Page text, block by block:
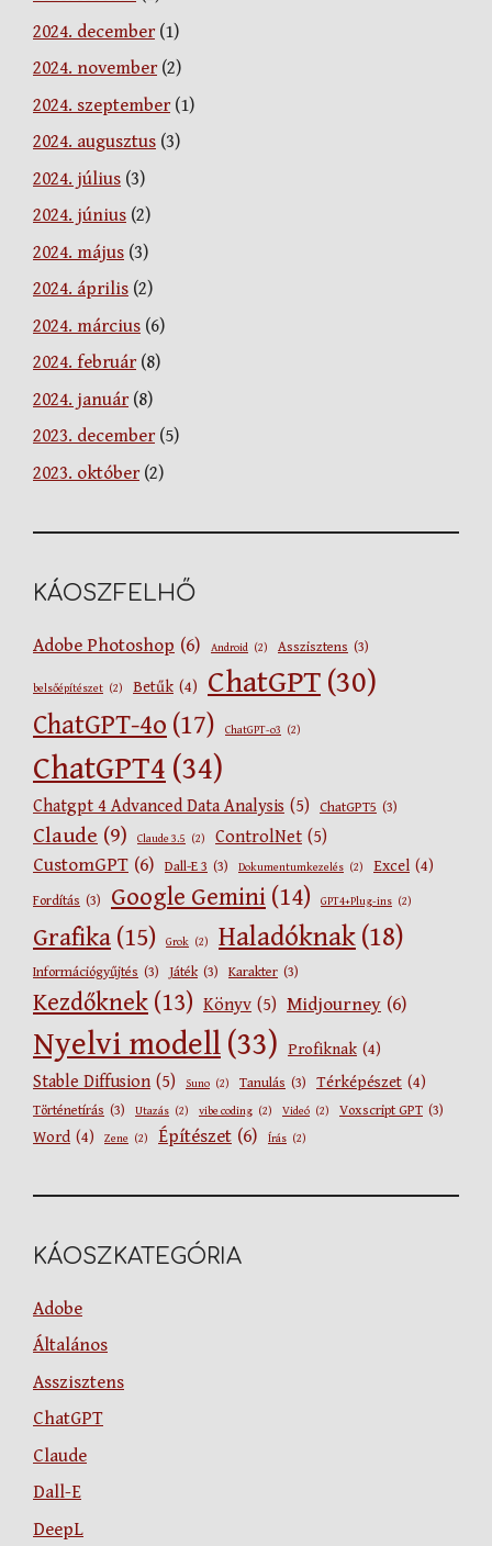
2024. december(1)
2024. november(2)
2024. szeptember(1)
2024. augusztus (3)
2024. július (3)
2024. június (2)
2024. május (3)
2024. április (2)
2024. március (6)
2024. február(8)
2024. január(8)
2023. december(5)
2023. október(2)
KÁOSZFELHŐ
Adobe Photoshop (6) Android (2) Asszisztens (3)
belsőépítészet (2) Betűk (4) ChatGPT (30)
ChatGPT-4o (17) ChatGPT-o3 (2)
ChatGPT4 (34)
Chatgpt 4 Advanced Data Analysis (5) ChatGPT5 (3)
Claude (9) Claude 3.5 (2) ControlNet (5)
CustomGPT (6) Dall-E 3 (3) Dokumentumkezelés (2) Excel (4)
Fordítás (3) Google Gemini (14) GPT4+Plug-ins (2)
Grafika (15) Grok (2) Haladóknak (18)
Információgyűjtés (3) Játék (3) Karakter (3)
Kezdőknek (13) Könyv (5) Midjourney (6)
Nyelvi modell (33) Profiknak (4)
Stable Diffusion (5) Suno (2) Tanulás (3) Térképészet (4)
Történetírás (3) Utazás (2) vibe coding (2) Videó (2) Voxscript GPT (3)
Word (4) Zene (2) Építészet (6) Írás (2)
KÁOSZKATEGÓRIA
Adobe
Általános
Asszisztens
ChatGPT
Claude
Dall-E
DeepL